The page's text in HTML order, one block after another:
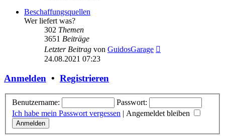
Beschaffungsquellen
Wer liefert was?
302 Themen
3651 Beiträge
Letzter Beitrag von GuidosGarage
24.08.2021 07:23
Anmelden • Registrieren
Benutzername:
Passwort:
Ich habe mein Passwort vergessen | Angemeldet bleiben